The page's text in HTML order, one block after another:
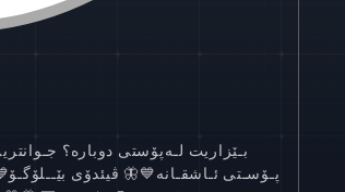
بـێزاریت لـەپۆستی دوبارە؟
پـۆسـتی ئـاشقـانە💙
🦋 ڤیئدۆی بێــلۆگـۆ